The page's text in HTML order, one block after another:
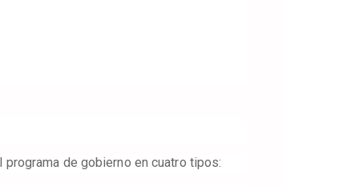
de gobierno en cuatro tipos: